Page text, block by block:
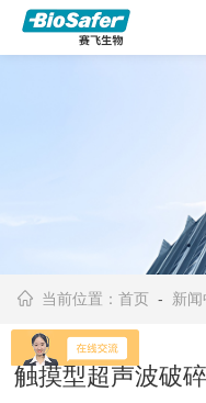
当前位置：首页 - 新
触摸型超声波破